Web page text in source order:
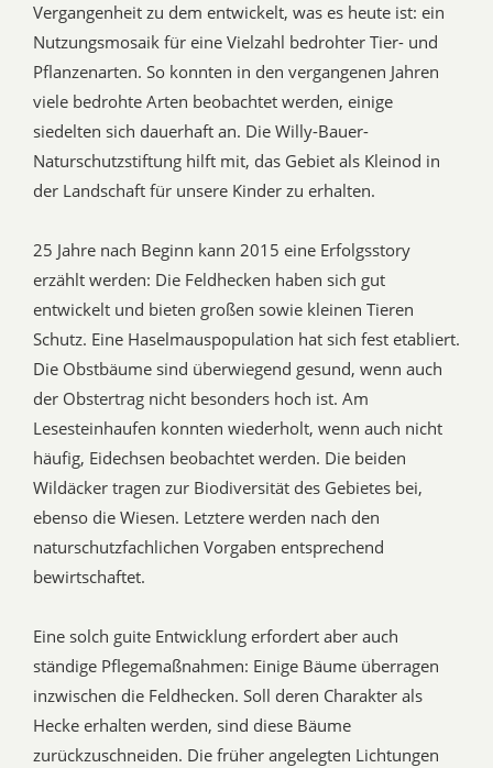
Vergangenheit zu dem entwickelt, was es heute ist: ein
Nutzungsmosaik für eine Vielzahl bedrohter Tier- und
Pflanzenarten. So konnten in den vergangenen Jahren
viele bedrohte Arten beobachtet werden, einige
siedelten sich dauerhaft an. Die Willy-Bauer-
Naturschutzstiftung hilft mit, das Gebiet als Kleinod in
der Landschaft für unsere Kinder zu erhalten.
25 Jahre nach Beginn kann 2015 eine Erfolgsstory
erzählt werden: Die Feldhecken haben sich gut
entwickelt und bieten großen sowie kleinen Tieren
Schutz. Eine Haselmauspopulation hat sich fest etabliert.
Die Obstbäume sind überwiegend gesund, wenn auch
der Obstertrag nicht besonders hoch ist. Am
Lesesteinhaufen konnten wiederholt, wenn auch nicht
häufig, Eidechsen beobachtet werden. Die beiden
Wildäcker tragen zur Biodiversität des Gebietes bei,
ebenso die Wiesen. Letztere werden nach den
naturschutzfachlichen Vorgaben entsprechend
bewirtschaftet.
Eine solch guite Entwicklung erfordert aber auch
ständige Pflegemaßnahmen: Einige Bäume überragen
inzwischen die Feldhecken. Soll deren Charakter als
Hecke erhalten werden, sind diese Bäume
zurückzuschneiden. Die früher angelegten Lichtungen